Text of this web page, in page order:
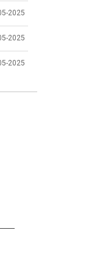
2025
2025
2025